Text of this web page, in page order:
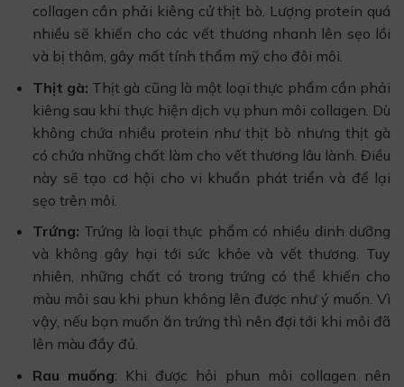
collagen cần phải kiêng cử thịt bò. Lượng protein quá
nhiều sẽ khiến cho các vết thương nhanh lên sẹo lồi
và bị thâm, gây mất tính thẩm mỹ cho đôi môi.
Thịt gà: Thịt gà cũng là một loại thực phẩm cần phải
kiêng sau khi thực hiện dịch vụ phun môi collagen. Dù
không chứa nhiều protein như thịt bò nhưng thịt gà
có chứa những chất làm cho vết thương lâu lành. Điều
này sẽ tạo cơ hội cho vi khuẩn phát triển và để lại
sẹo trên môi.
Trứng: Trứng là loại thực phẩm có nhiều dinh dưỡng
và không gây hại tới sức khỏe và vết thương. Tuy
nhiên, những chất có trong trứng có thể khiến cho
màu môi sau khi phun không lên được như ý muốn. Vì
vậy, nếu bạn muốn ăn trứng thì nên đợi tới khi môi đã
lên màu đầy đủ.
Rau muống: Khi được hỏi phun môi collagen nên